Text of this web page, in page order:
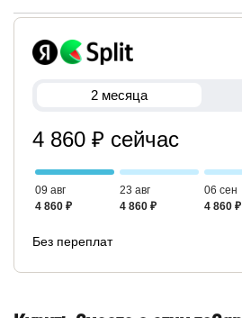
2 месяца
4 860 ₽ сейчас
09 авг
4 860 ₽
23 авг
4 860 ₽
06 сен
4 860 ₽
Без переплат